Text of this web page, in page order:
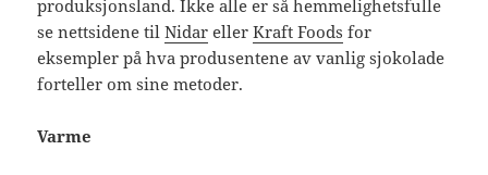
produksjonsland. Ikke alle er så hemmelighetsfulle
se nettsidene tilNidar ellerKraft Foods for
eksempler på hva produsentene av vanlig sjokolade
forteller om sine metoder.
Varme